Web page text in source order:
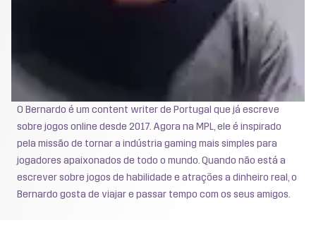
O Bernardo é um content writer de Portugal que já escreve
sobre jogos online desde 2017. Agora na MPL, ele é inspirado
pela missão de tornar a indústria gaming mais simples para
jogadores apaixonados de todo o mundo. Quando não está a
escrever sobre jogos de habilidade e atrações a dinheiro real, o
Bernardo gosta de viajar e passar tempo com os seus amigos.